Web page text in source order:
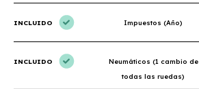
INCLUIDO Impuestos (Año)
INCLUIDO
Neumáticos (1 cambio de
todas las ruedas)